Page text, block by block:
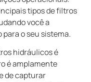
tipos de filtros
você a
o seu sistema.
hidráulicos é
é amplamente
de capturar